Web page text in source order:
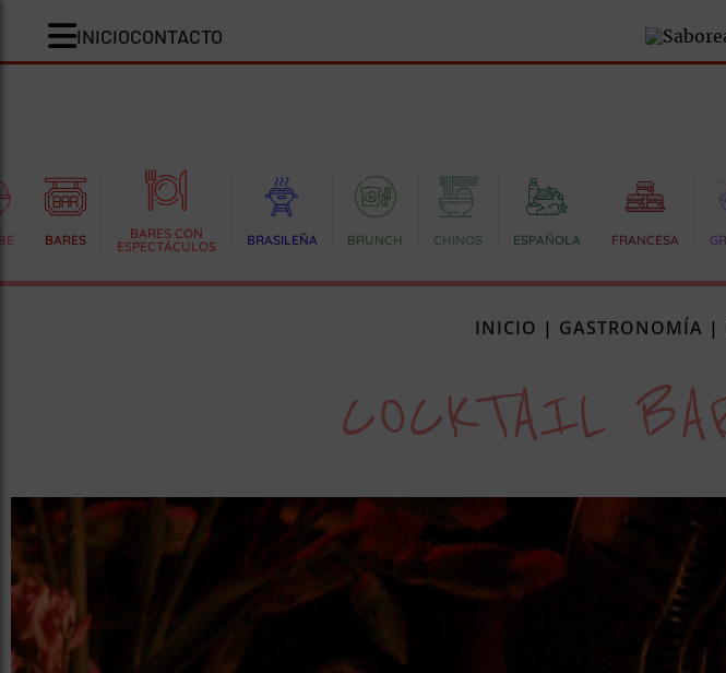
INICIOCONTACTO
BARES
BARES CON
ESPECTÁCULOS
BRASILEÑA BRUNCH CHINOS ESPAÑOLA FRANCESA
INICIO | GASTRONOMÍA |
COCKTAIL